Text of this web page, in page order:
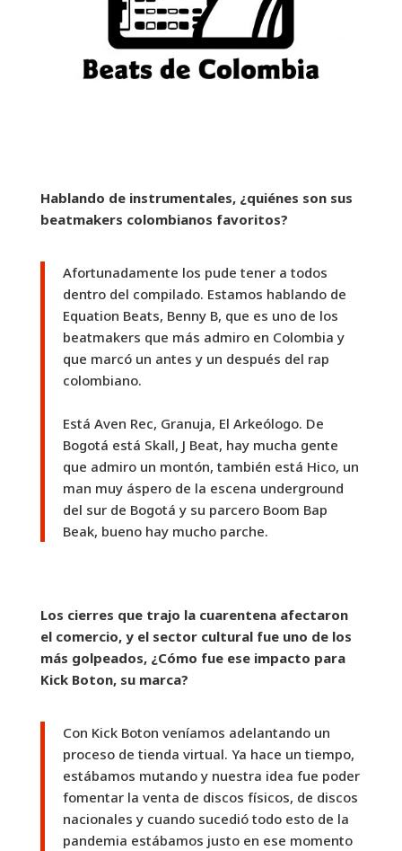
Hablando de instrumentales, ¿quiénes son sus
beatmakers colombianos favoritos?
Afortunadamente los pude tener a todos
dentro del compilado. Estamos hablando de
Equation Beats, Benny B, que es uno de los
beatmakers que más admiro en Colombia y
que marcó un antes y un después del rap
colombiano.
Está Aven Rec, Granuja, El Arkeólogo. De
Bogotá está Skall, J Beat, hay mucha gente
que admiro un montón, también está Hico, un
man muy áspero de la escena underground
del sur de Bogotá y su parcero Boom Bap
Beak, bueno hay mucho parche.
Los cierres que trajo la cuarentena afectaron
el comercio, y el sector cultural fue uno de los
más golpeados, ¿Cómo fue ese impacto para
Kick Boton, su marca?
Con Kick Boton veníamos adelantando un
proceso de tienda virtual. Ya hace un tiempo,
estábamos mutando y nuestra idea fue poder
fomentar la venta de discos físicos, de discos
nacionales y cuando sucedió todo esto de la
pandemia estábamos justo en ese momento